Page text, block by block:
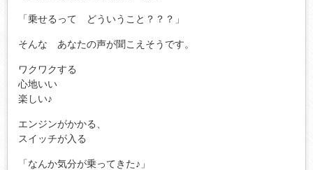
「乗せるって どういうこと？？？」
そんな あなたの声が聞こえそうです。
ワクワクする
心地いい
楽しい♪
エンジンがかかる、
スイッチが入る
「なんか気分が乗ってきた♪」